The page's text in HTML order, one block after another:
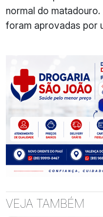
normal do
foram aprovadas por
VEJA TAMBÉM